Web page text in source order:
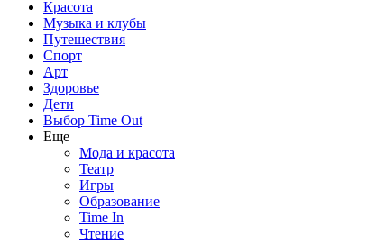
Красота
Музыка и клубы
Путешествия
Спорт
Арт
Здоровье
Дети
Выбор Time Out
Еще
Мода и красота
Театр
Игры
Образование
Time In
Чтение